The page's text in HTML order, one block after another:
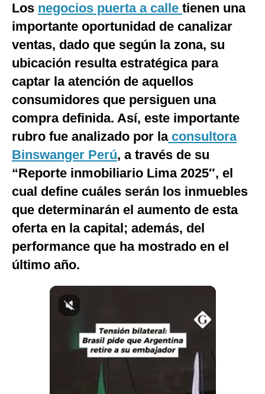
Internacional
Tecnología
Club del Suscriptor
Mix
G de Gestión
Notas Contratadas
Podcast
Gestión TV
Fotogalerías
Los negocios puerta a calle tienen una
importante oportunidad de canalizar
ventas, dado que según la zona, su
ubicación resulta estratégica para
captar la atención de aquellos
consumidores que persiguen una
compra definida. Así, este importante
rubro fue analizado por laconsultora
Binswanger Perú, a través de su
“Reporte inmobiliario Lima 2025″, el
cual define cuáles serán los inmuebles
que determinarán el aumento de esta
oferta en la capital; además, del
performance que ha mostrado en el
último año.